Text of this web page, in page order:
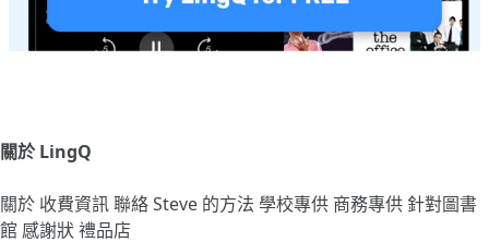
關於 LingQ
關於 收費資訊聯絡Steve 的方法 學校專供 商務專供 針對圖書
館 感謝狀禮品店